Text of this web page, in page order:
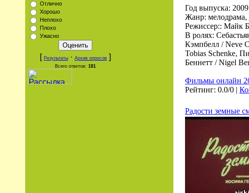
Отлично
Хорошо
Неплохо
Плохо
Ужасно
[ Результаты · Архив опросов ]
Всего ответов: 181
Год выпуска: 2009
Жанр: мелодрама,
Режиссер:: Майк
В ролях:
Кэмпбелл / Neve
Tobias Schenke,
Беннетт / Nigel
Фильмы онлайн
Рейтинг: 0.0/0 |
Радости земные